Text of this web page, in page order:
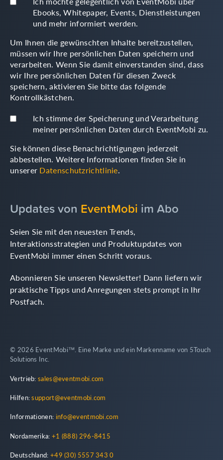
Ebooks, Whitepaper, Events, Dienstleistungen
und mehr informiert werden.
Um Ihnen die gewünschten Inhalte bereitzustellen,
müssen wir Ihre persönlichen Daten speichern und
verarbeiten. Wenn Sie damit einverstanden sind, dass
wir Ihre persönlichen Daten für diesen Zweck
speichern, aktivieren Sie bitte das folgende
Kontrollkästchen.
Ich stimme der Speicherung und Verarbeitung
meiner persönlichen Daten durch EventMobi zu.
Sie können diese Benachrichtigungen jederzeit
abbestellen. Weitere Informationen finden Sie in
unserer Datenschutzrichtlinie.
Updates von EventMobi im Abo
Seien Sie mit den neuesten Trends,
Interaktionsstrategien und Produktupdates von
EventMobi immer einen Schritt voraus.
Abonnieren Sie unseren Newsletter! Dann liefern wir
praktische Tipps und Anregungen stets prompt in Ihr
Postfach.
© 2026 EventMobi™. Eine Marke und ein Markenname von 5Touch
Solutions Inc.
Vertrieb: sales@eventmobi.com
Hilfen:support@eventmobi.com
Informationen: info@eventmobi.com
Nordamerika: +1 (888) 296-8415
Deutschland: +49 (30) 5557 343 0